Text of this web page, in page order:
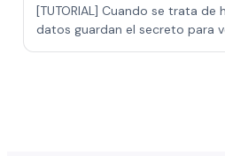
[TUTORIAL] Cuando se trata de
datos guardan el secreto para
para descubrirlo está en las